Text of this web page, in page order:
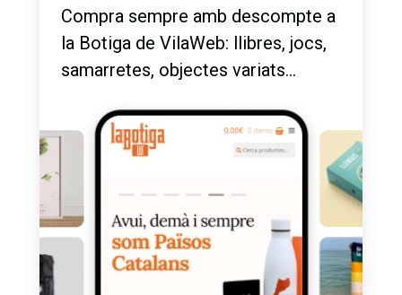
Compra sempre amb descompte a
la Botiga de VilaWeb: llibres, jocs,
samarretes, objectes variats...